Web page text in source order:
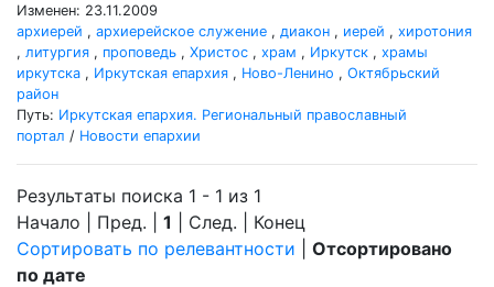
Изменен: 23.11.2009
архиерей , архиерейское служение , диакон , иерей , хиротония
, литургия , проповедь , Христос , храм , Иркутск , храмы
иркутска , Иркутская епархия , Ново-Ленино , Октябрьский
район
Путь: Иркутская епархия. Региональный православный
портал / Новости епархии
Результаты поиска 1 - 1 из 1
Начало | Пред. | 1 | След. | Конец
Сортировать по релевантности
Отсортировано
по дате